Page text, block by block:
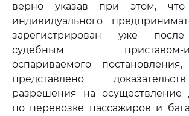
верно указав при этом, что
индивидуального
зарегистрирован уже
судебным приставом-
оспариваемого
представлено
разрешения на осуществление
по перевозке пассажиров и